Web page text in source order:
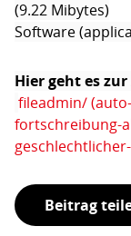
(9.22 Mibytes)
Software
Hier geht es
fileadmin/
fortschreibung-
Beitrag